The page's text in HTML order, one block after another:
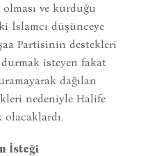
ve kurduğu
İslamcı düşünceye
Partisinin destekleri
isteyen fakat
dağılan
nedeniyle Halife
olacaklardı.
İsteği